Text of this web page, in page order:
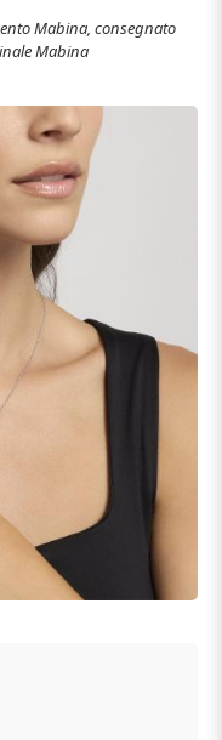
Mabina, consegnato
Mabina